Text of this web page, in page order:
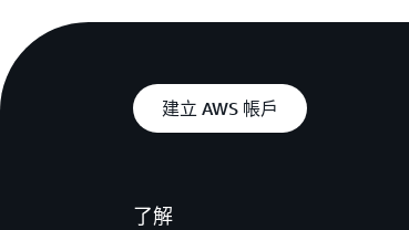
建立 AWS 帳戶
了解